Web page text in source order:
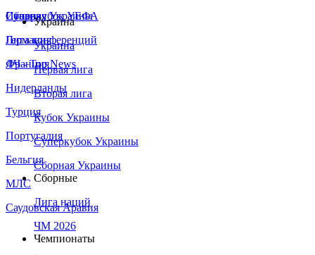
Сборная Украины
Италия
Германия
Франция
Нидерланды
Турция
Португалия
Бельгия
МЛС
Саудовская Аравия
Суперкубок УЕФА
Лига конференций
ЛЧ - Top News
Украина
Украина
Первая лига
Вторая лига
Кубок Украины
Суперкубок Украины
Сборная Украины
Сборные
Лига наций
ЧМ 2026
Чемпионаты